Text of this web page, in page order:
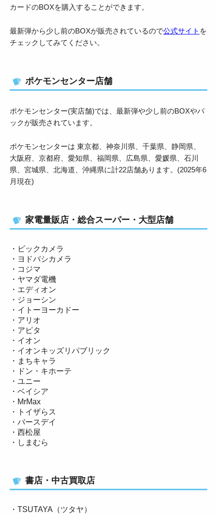
カードのBOXを購入することができます。
最新弾から少し前のBOXが販売されているので公式サイト を
チェックしてみてください。
ポケモンセンター店舗
ポケモンセンター(実店舗)では、最新弾や少し前のBOXやパ
ックが販売されています。
ポケモンセンターは 東京都、神奈川県、千葉県、静岡県、
大阪府、京都府、愛知県、福岡県、広島県、愛媛県、石川
県、宮城県、北海道、沖縄県に計22店舗あります。(2025年6
月現在)
家電量販店・総合スーパー・大型店舗
・ビックカメラ
・ヨドバシカメラ
・コジマ
・ヤマダ電機
・エディオン
・ジョーシン
・イトーヨーカドー
・アリオ
・アピタ
・イオン
・イオンキッズリパブリック
・まちキャラ
・ドン・キホーテ
・ユニー
・ベイシア
・MrMax
・トイザらス
・バースデイ
・西松屋
・しまむら
書店・中古買取店
・TSUTAYA（ツタヤ）